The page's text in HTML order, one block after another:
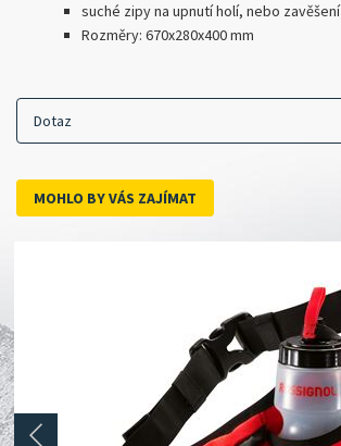
suché zipy na upnutí holí, nebo zavěšení
Rozměry: 670x280x400 mm
Dotaz
MOHLO BY VÁS ZAJÍMAT